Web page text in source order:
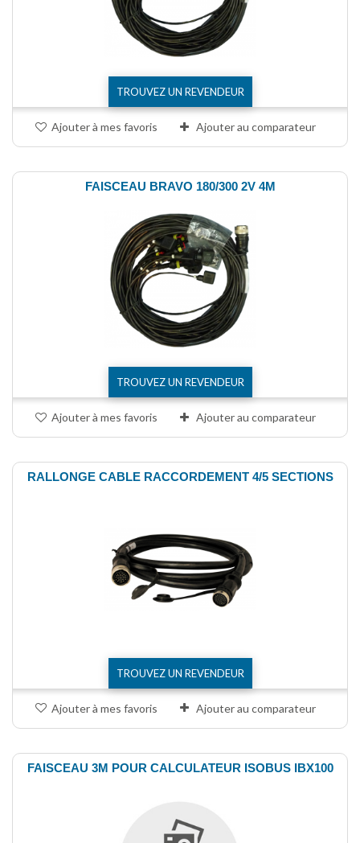
TROUVEZ UN REVENDEUR
Ajouter à mes favoris Ajouter au comparateur
FAISCEAU BRAVO 180/300 2V 4M
TROUVEZ UN REVENDEUR
Ajouter à mes favoris Ajouter au comparateur
RALLONGE CABLE RACCORDEMENT 4/5 SECTIONS
TROUVEZ UN REVENDEUR
Ajouter à mes favoris Ajouter au comparateur
FAISCEAU 3M POUR CALCULATEUR ISOBUS IBX100